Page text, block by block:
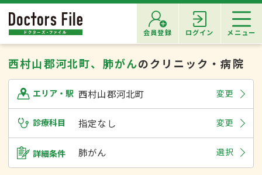
会員登録 ログイン メニュー
西村山郡河北町、肺がんのクリニック・病院
エリア・駅 西村山郡河北町 変更
診療科目 指定なし 変更
詳細条件 肺がん 選択